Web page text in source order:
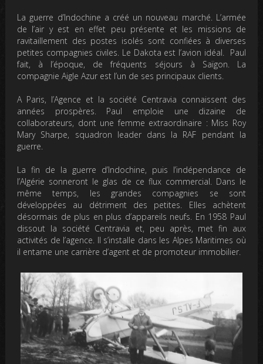
La guerre d’Indochine a créé un nouveau marché. L’armée
de l’air y est en effet peu présente et les missions de
ravitaillement des postes isolés sont confiées à diverses
petites compagnies civiles. Le Dakota est l’avion idéal. Paul
fait, à l’époque, de fréquents séjours à Saïgon. La
compagnie Aigle Azur est l’un de ses principaux clients.
A Paris, l’Agence et la société Centravia connaissent des
années prospères. Paul emploie une dizaine de
collaborateurs, dont une femme extraordinaire : Miss Roy
Mary Sharpe, squadron leader dans la RAF pendant la
guerre.
La fin de la guerre d’Indochine, puis l’indépendance de
l’Algérie sonneront le glas de ce flux commercial. Dans le
même temps, les grandes compagnies se sont
développées au détriment des petites. Elles achètent
désormais de plus en plus d’appareils neufs. En 1958 Paul
dissout la société Centravia et, peu après, met fin aux
activités de l’agence. Il s’installe dans les Alpes Maritimes où
il entame une carrière d’agent et de promoteur immobilier.